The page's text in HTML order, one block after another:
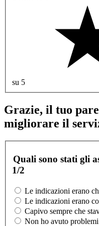
su 5
Grazie, il tuo
migliorare il
Quali sono stati gli
1/2
Le indicazioni erano
Le indicazioni erano
Capivo sempre che
Non ho avuto